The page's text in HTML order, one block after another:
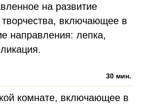
на развитие
включающее в
направления: лепка,
30 мин.
комнате, включающее в